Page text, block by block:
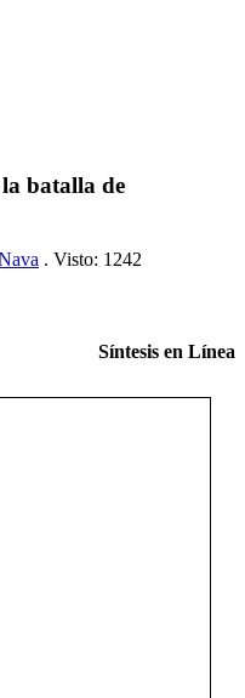
batalla de
. Visto: 1242
Síntesis en Línea